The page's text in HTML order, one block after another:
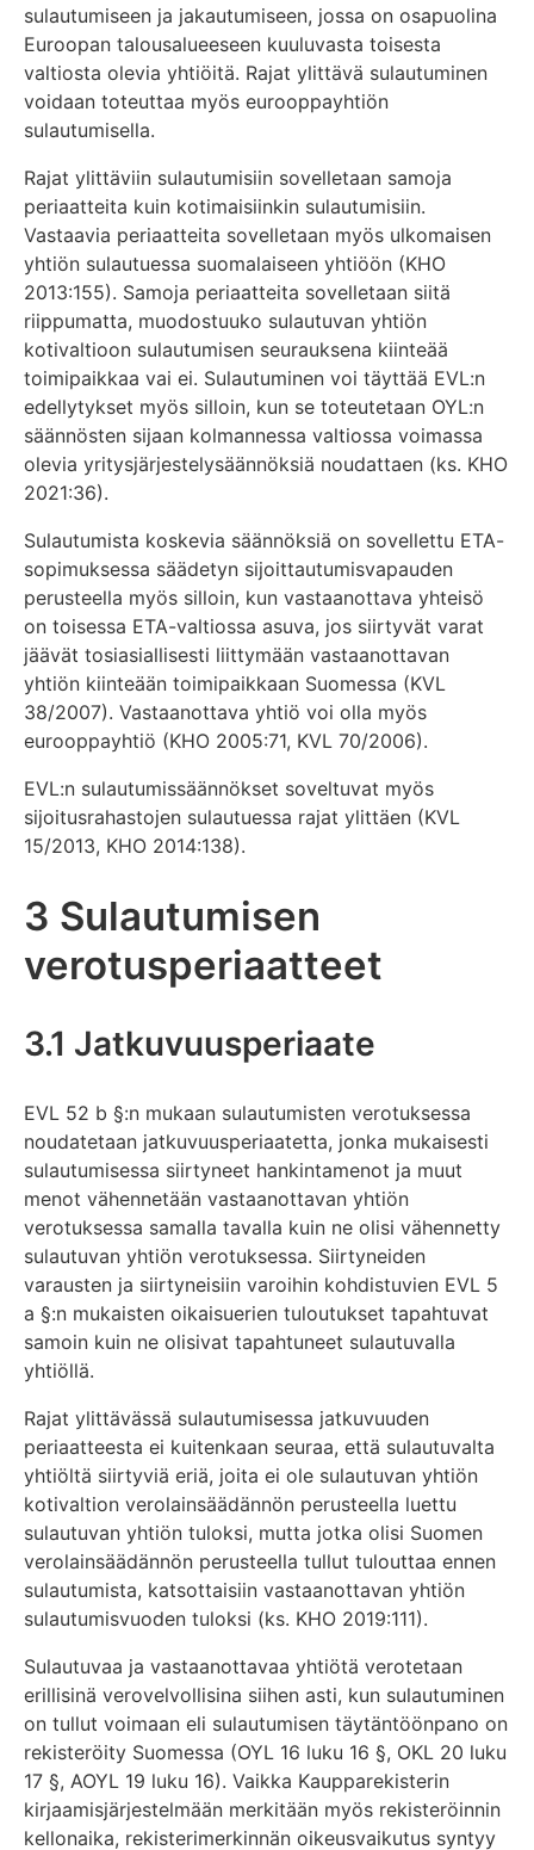
sulautumiseen ja jakautumiseen, jossa on osapuolina
Euroopan talousalueeseen kuuluvasta toisesta
valtiosta olevia yhtiöitä. Rajat ylittävä sulautuminen
voidaan toteuttaa myös eurooppayhtiön
sulautumisella.
Rajat ylittäviin sulautumisiin sovelletaan samoja
periaatteita kuin kotimaisiinkin sulautumisiin.
Vastaavia periaatteita sovelletaan myös ulkomaisen
yhtiön sulautuessa suomalaiseen yhtiöön (KHO
2013:155). Samoja periaatteita sovelletaan siitä
riippumatta, muodostuuko sulautuvan yhtiön
kotivaltioon sulautumisen seurauksena kiinteää
toimipaikkaa vai ei. Sulautuminen voi täyttää EVL:n
edellytykset myös silloin, kun se toteutetaan OYL:n
säännösten sijaan kolmannessa valtiossa voimassa
olevia yritysjärjestelysäännöksiä noudattaen (ks. KHO
2021:36).
Sulautumista koskevia säännöksiä on sovellettu ETA-
sopimuksessa säädetyn sijoittautumisvapauden
perusteella myös silloin, kun vastaanottava yhteisö
on toisessa ETA-valtiossa asuva, jos siirtyvät varat
jäävät tosiasiallisesti liittymään vastaanottavan
yhtiön kiinteään toimipaikkaan Suomessa (KVL
38/2007). Vastaanottava yhtiö voi olla myös
eurooppayhtiö (KHO 2005:71, KVL 70/2006).
EVL:n sulautumissäännökset soveltuvat myös
sijoitusrahastojen sulautuessa rajat ylittäen (KVL
15/2013, KHO 2014:138).
3 Sulautumisen
verotusperiaatteet
3.1 Jatkuvuusperiaate
EVL 52 b §:n mukaan sulautumisten verotuksessa
noudatetaan jatkuvuusperiaatetta, jonka mukaisesti
sulautumisessa siirtyneet hankintamenot ja muut
menot vähennetään vastaanottavan yhtiön
verotuksessa samalla tavalla kuin ne olisi vähennetty
sulautuvan yhtiön verotuksessa. Siirtyneiden
varausten ja siirtyneisiin varoihin kohdistuvien EVL 5
a §:n mukaisten oikaisuerien tuloutukset tapahtuvat
samoin kuin ne olisivat tapahtuneet sulautuvalla
yhtiöllä.
Rajat ylittävässä sulautumisessa jatkuvuuden
periaatteesta ei kuitenkaan seuraa, että sulautuvalta
yhtiöltä siirtyviä eriä, joita ei ole sulautuvan yhtiön
kotivaltion verolainsäädännön perusteella luettu
sulautuvan yhtiön tuloksi, mutta jotka olisi Suomen
verolainsäädännön perusteella tullut tulouttaa ennen
sulautumista, katsottaisiin vastaanottavan yhtiön
sulautumisvuoden tuloksi (ks. KHO 2019:111).
Sulautuvaa ja vastaanottavaa yhtiötä verotetaan
erillisinä verovelvollisina siihen asti, kun sulautuminen
on tullut voimaan eli sulautumisen täytäntöönpano on
rekisteröity Suomessa (OYL 16 luku 16 §, OKL 20 luku
17 §, AOYL 19 luku 16). Vaikka Kaupparekisterin
kirjaamisjärjestelmään merkitään myös rekisteröinnin
kellonaika, rekisterimerkinnän oikeusvaikutus syntyy